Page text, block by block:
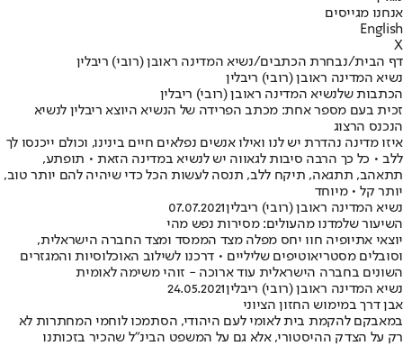
אנחנו מגייסים
English
X
דף הבית/נבחרת הכתבים/נשיא המדינה ראובן (רובי) ריבלין
נשיא המדינה ראובן (רובי) ריבלין
הכתבות שלנשיא המדינה ראובן (רובי) ריבלין
זכית בעם מספר אחת: מכתב הפרידה של הנשיא היוצא ריבלין לנשיא
הנכנס הרצוג
איזו מדינה נהדרת יש לנו ואילו אנשים נפלאים חיים בינינו, וכולם ייכנסו לך
ללב • כל כך הרבה סיבות לגאווה יש לנשיא במדינה הזאת • תופתע,
תתאהב, תתגאה, תיקח ללב, תנסה לעשות הכל כדי שיהיה להם יותר טוב,
יותר קל • מיוחד
נשיא המדינה ראובן (רובי) ריבלין07.07.2021
השיעור שלמדנו מהעולים: מסירות נפש מהי
יוצאי אתיופיה חוו יחס מפלה מצד הממסד ומצד החברה הישראלית,
וסובלים מסטריאוטיפים שליליים • דרכנו לשילוב האוכלוסיות והמגזרים
השונים בחברה הישראלית עוד ארוכה - זוהי משימה לאומית
נשיא המדינה ראובן (רובי) ריבלין24.05.2021
אבן דרך במימוש החזון הציוני
במאבקם להקמת בית לאומי לעם היהודי, הסתמכו לוחמי המחתרות לא
רק על הצדק ההיסטורי, אלא גם על המשפט הבינ"ל שהכיר בזכותנו